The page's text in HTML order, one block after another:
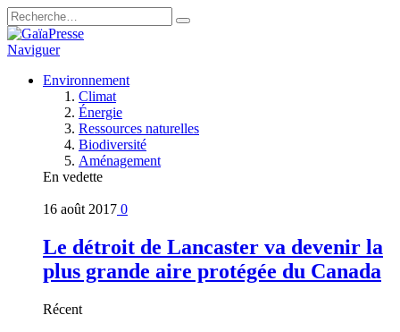
Naviguer
Environnement
Climat
Énergie
Ressources naturelles
Biodiversité
Aménagement
En vedette
16 août 2017 0
Le détroit de Lancaster va devenir la
plus grande aire protégée du Canada
Récent